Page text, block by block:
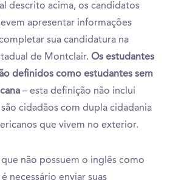
descrito acima, os candidatos
apresentar informações
sua candidatura na
de Montclair. Os estudantes
definidos como estudantes sem
– esta definição não inclui
cidadãos com dupla cidadania
que vivem no exterior.
que não possuem o inglês como
necessário enviar suas